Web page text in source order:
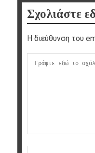
Σχολιάστε
Η διεύθυνση του